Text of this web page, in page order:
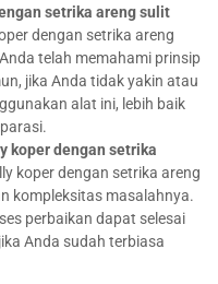
setrika areng sulit
dengan setrika areng
telah memahami prinsip
jika Anda tidak yakin atau
alat ini, lebih baik
koper dengan setrika
koper dengan setrika areng
kompleksitas masalahnya.
perbaikan dapat selesai
Anda sudah terbiasa